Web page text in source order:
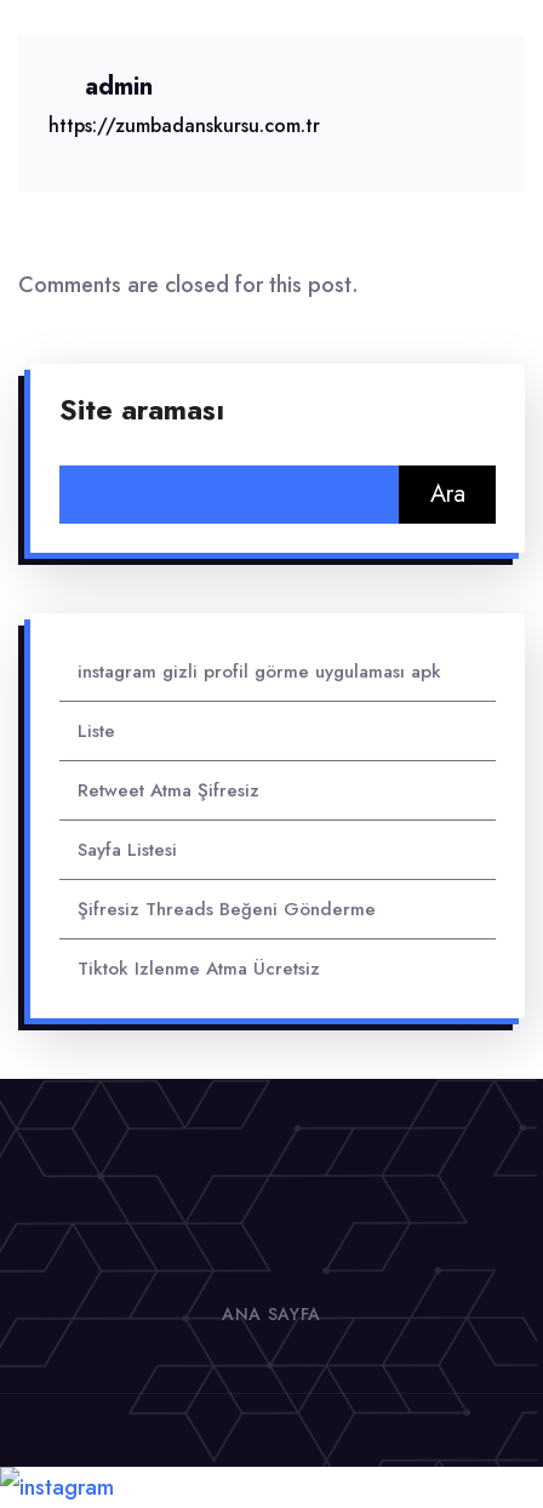
admin
https://zumbadanskursu.com.tr
Comments are closed for this post.
Site araması
instagram gizli profil görme uygulaması apk
Liste
Retweet Atma Şifresiz
Sayfa Listesi
Şifresiz Threads Beğeni Gönderme
Tiktok Izlenme Atma Ücretsiz
ANA SAYFA